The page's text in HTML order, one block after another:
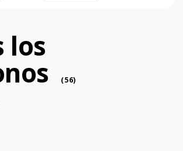
(56 phone )
los
(56)